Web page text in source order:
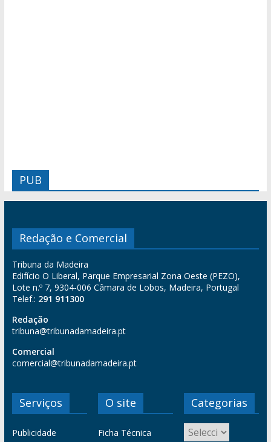
PUB
Redação e Comercial
Tribuna da Madeira
Edifício O Liberal, Parque Empresarial Zona Oeste (PEZO),
Lote n.º 7, 9304-006 Câmara de Lobos, Madeira, Portugal
Telef.: 291 911300
Redação
tribuna@tribunadamadeira.pt
Comercial
comercial@tribunadamadeira.pt
Serviços
Publicidade
O site
Ficha Técnica
Categorias